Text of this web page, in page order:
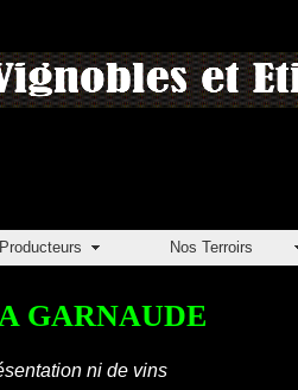
Nos Terroirs
GARNAUDE
ni de vins